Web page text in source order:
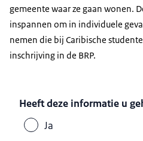
gemeente waar ze gaan wonen.
inspannen om in individuele
nemen die bij Caribische
inschrijving in de BRP.
Heeft deze informatie u
Ja